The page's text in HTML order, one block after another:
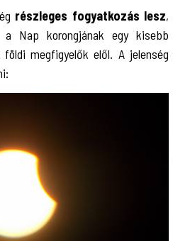
részleges fogyatkozás lesz,
Nap korongjának egy kisebb
megfigyelők elől. A jelenség